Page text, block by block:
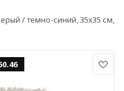
/ темно-синий, 35x35 см,